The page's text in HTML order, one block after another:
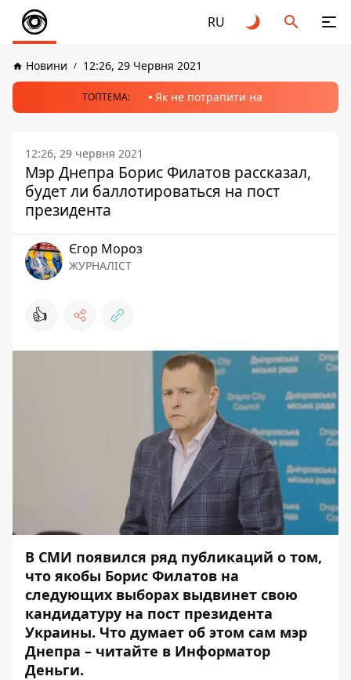
RU
Новини 12:26, 29 Червня 2021
ТОПТЕМА: Як не потрапити на
12:26, 29 червня 2021
Мэр Днепра Борис Филатов рассказал,
будет ли баллотироваться на пост
президента
Єгор Мороз
ЖУРНАЛІСТ
👍
В СМИ появился ряд публикаций о том,
что якобы Борис Филатов на
следующих выборах выдвинет свою
кандидатуру на пост президента
Украины. Что думает об этом сам мэр
Днепра – читайте в Информатор
Деньги.